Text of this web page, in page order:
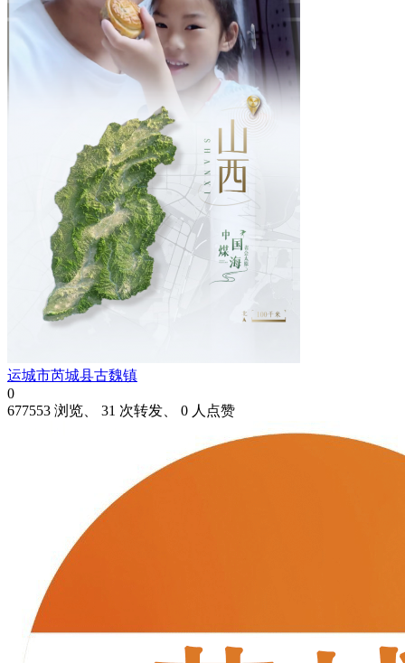
运城市芮城县古魏镇
0
677553 浏览、 31 次转发、 0 人点赞